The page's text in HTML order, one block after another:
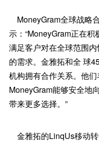
MoneyGram全球战略
示：“MoneyGram正在
满足客户对在全球范围
的需求。金雅拓和全 球
机构拥有合作关系。他
MoneyGram能够安全地
带来更多选择。”
金雅拓的LinqUs移动